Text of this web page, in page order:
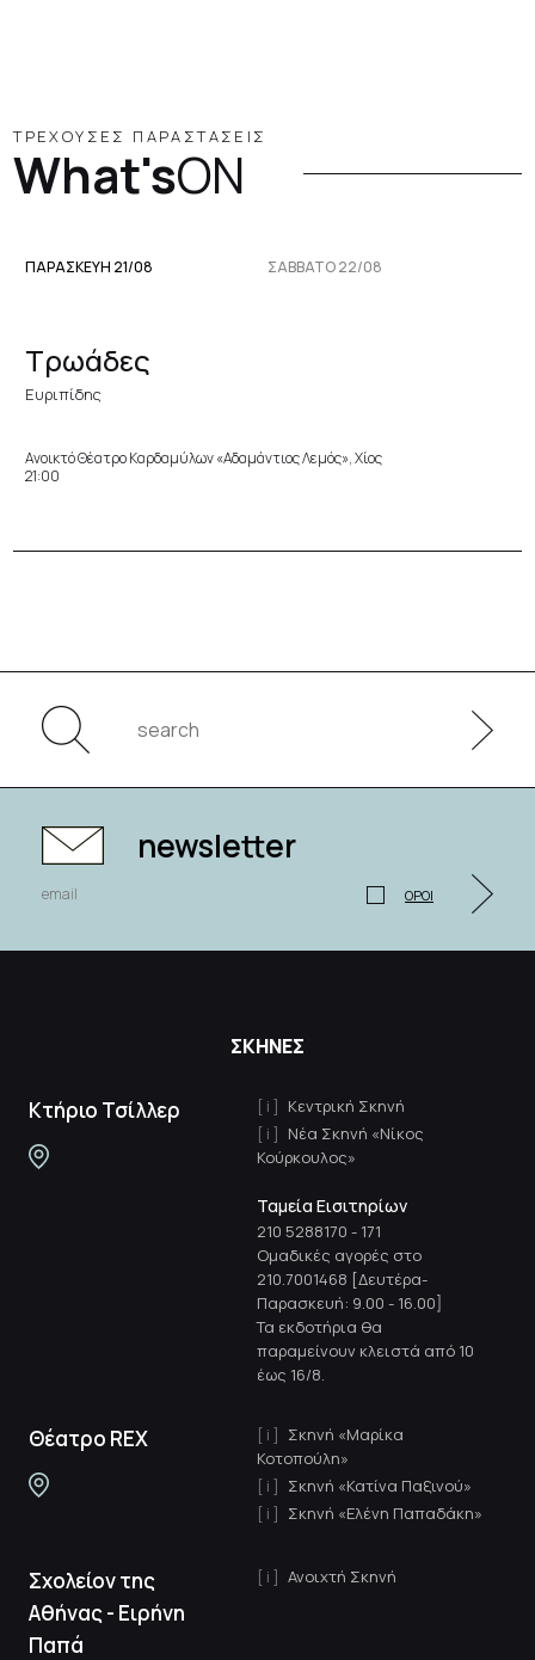
ΤΡΕΧΟΥΣΕΣ ΠΑΡΑΣΤΑΣΕΙΣ
What'sON
ΠΑΡΑΣΚΕΥΉ 21/08 ΣΆΒΒΑΤΟ 22/08
Τρωάδες
Ευριπίδης
Ανοικτό Θέατρο Καρδαμύλων «Αδαμάντιος Λεμός», Χίος
21:00
newsletter
ΟΡΟΙ
ΣΚΗΝΕΣ
Κτήριο Τσίλλερ
Κεντρική Σκηνή
Νέα Σκηνή «Νίκος
Κούρκουλος»
Ταμεία Εισιτηρίων
210 5288170 - 171
Ομαδικές αγορές στο
210.7001468 [Δευτέρα-
Παρασκευή: 9.00 - 16.00]
Τα εκδοτήρια θα
παραμείνουν κλειστά από 10
έως 16/8.
Θέατρο REX
Σκηνή «Μαρίκα
Κοτοπούλη»
Σκηνή «Κατίνα Παξινού»
Σκηνή «Ελένη Παπαδάκη»
Σχολείον της
Αθήνας - Ειρήνη
Παπά
Ανοιχτή Σκηνή